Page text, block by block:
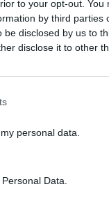
to your opt-out.
by third parties
disclosed by us to
disclose it to other
personal data.
Data.